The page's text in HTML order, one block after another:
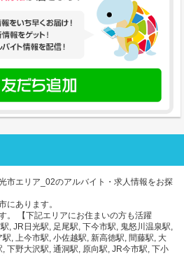
エリア_02のアルバイト・求人情報をお探
にあります。
。 【下記エリアにお住まいの方も活躍
, JR日光駅, 足尾駅, 下今市駅, 鬼怒川温泉駅,
, 上今市駅, 小佐越駅, 新高徳駅, 間藤駅, 大
下野大沢駅, 通洞駅, 原向駅, JR今市駅, 下小